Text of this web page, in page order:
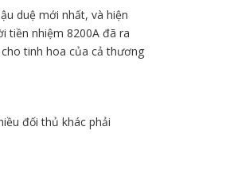
duệ mới nhất, và hiện
tiền nhiệm 8200A đã ra
tinh hoa của cả thương
đối thủ khác phải